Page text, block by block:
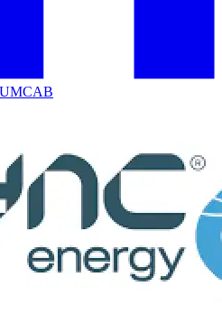
de CHINT, la vanguardia en
transitorias. Con niveles de
y un diseño compatible con la serie
para instalaciones
para elevar el estándar de